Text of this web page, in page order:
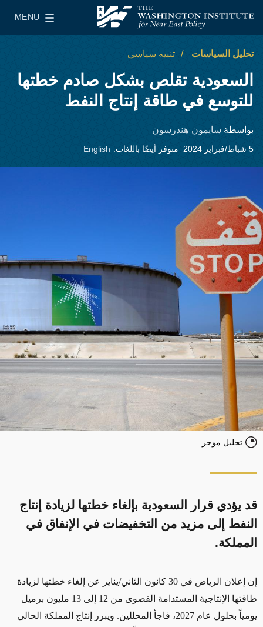
معهد واشنطن لسياسات الشرق الأدنى
MENU
Main Menu
تحليل السياسات تنبيه سياسي
السعودية تقلص بشكل صادم خطتها
للتوسع في طاقة إنتاج النفط
بواسطة سايمون هندرسون
5 شباط/فبراير 2024 متوفر أيضًا باللغات: English
تحليل موجز
قد يؤدي قرار السعودية بإلغاء خطتها لزيادة إنتاج
النفط إلى مزيد من التخفيضات في الإنفاق في
المملكة.
إن إعلان الرياض في 30 كانون الثاني/يناير عن إلغاء خطتها لزيادة
طاقتها الإنتاجية المستدامة القصوى من 12 إلى 13 مليون برميل
يومياً بحلول عام 2027، فاجأ المحللين. ويبرر إنتاج المملكة الحالي